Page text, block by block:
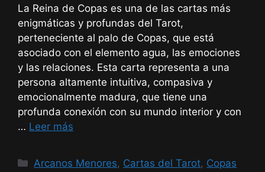
La Reina de Copas es una de las cartas más
enigmáticas y profundas del Tarot,
perteneciente al palo de Copas, que está
asociado con el elemento agua, las emociones
y las relaciones. Esta carta representa a una
persona altamente intuitiva, compasiva y
emocionalmente madura, que tiene una
profunda conexión con su mundo interior y con
… Leer más
Categorías
Arcanos Menores, Cartas del Tarot, Copas